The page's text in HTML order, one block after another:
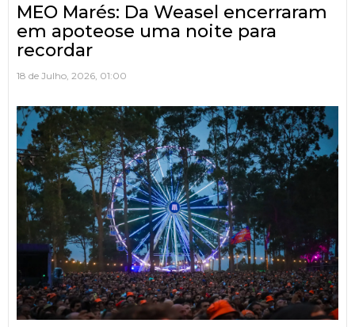
MEO Marés: Da Weasel encerraram
em apoteose uma noite para
recordar
18 de Julho, 2026, 01:00